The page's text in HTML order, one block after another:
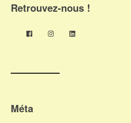
Retrouvez-nous !
Méta